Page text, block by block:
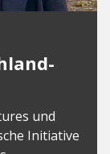
und
Initiative